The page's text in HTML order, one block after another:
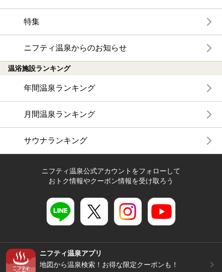
特集
ニフティ温泉からのお知らせ
温浴施設ランキング
年間温泉ランキング
月間温泉ランキング
サウナランキング
ニフティ温泉公式アカウントをフォローして
おトク情報やクーポン情報を受け取ろう
ニフティ温泉アプリ
地図から温泉検索！お得な限定クーポンも！